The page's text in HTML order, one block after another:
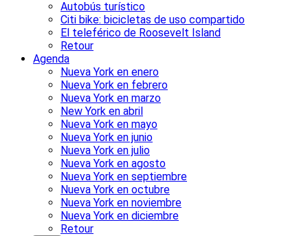
Autobús turístico
Citi bike: bicicletas de uso compartido
El teleférico de Roosevelt Island
Retour
Agenda
Nueva York en enero
Nueva York en febrero
Nueva York en marzo
New York en abril
Nueva York en mayo
Nueva York en junio
Nueva York en julio
Nueva York en agosto
Nueva York en septiembre
Nueva York en octubre
Nueva York en noviembre
Nueva York en diciembre
Retour